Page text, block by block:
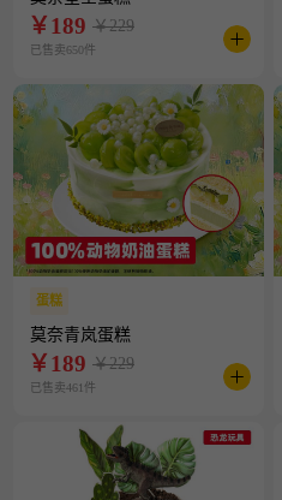
￥189 ￥229
已售卖650件
蛋糕
莫奈青岚蛋糕
￥189 ￥229
已售卖461件